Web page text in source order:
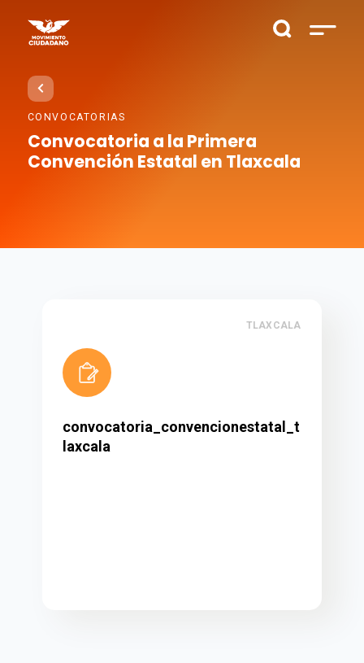
CONVOCATORIAS
Convocatoria a la Primera
Convención Estatal en Tlaxcala
TLAXCALA
convocatoria_convencionestatal_t
laxcala